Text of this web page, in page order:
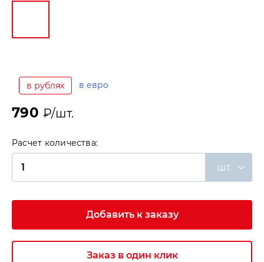
в рублях в евро
790₽/шт.
Расчет количества:
шт.
Добавить к заказу
Заказ в один клик